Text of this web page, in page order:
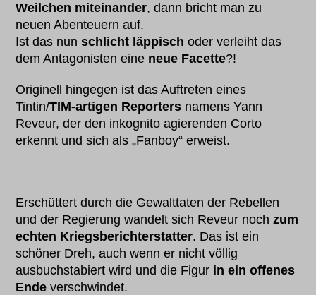
Weilchen miteinander, dann bricht man zu
neuen Abenteuern auf.
Ist das nunschlicht läppisch oder verleiht das
dem Antagonisten eine neue Facette?!
Originell hingegen ist das Auftreten eines
Tintin/TIM-artigen Reporters namens Yann
Reveur, der den inkognito agierenden Corto
erkennt und sich als „Fanboy“ erweist.
Erschüttert durch die Gewalttaten der Rebellen
und der Regierung wandelt sich Reveur nochzum
echten Kriegsberichterstatter. Das ist ein
schöner Dreh, auch wenn er nicht völlig
ausbuchstabiert wird und die Figur in ein offenes
Ende verschwindet.